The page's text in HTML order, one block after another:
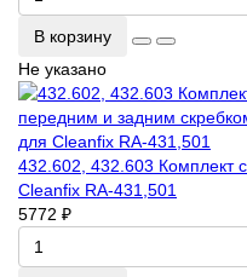
В корзину
Не указано
432.602, 432.603 Комплект
Cleanfix RA-431,501
5772 ₽